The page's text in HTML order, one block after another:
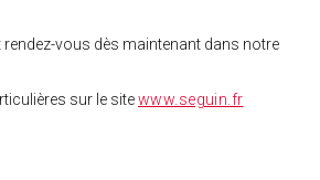
rendez-vous dès maintenant dans notre
sur le sitewww.seguin.fr